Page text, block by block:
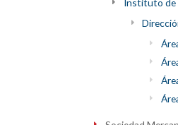
Instituto de